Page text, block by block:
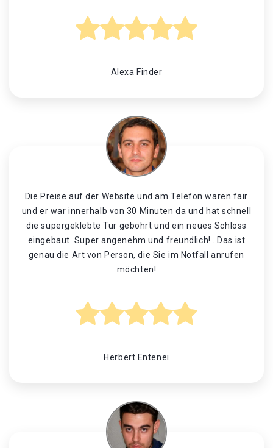
Alexa Finder
Die Preise auf der Website und am Telefon waren fair
und er war innerhalb von 30 Minuten da und hat schnell
die supergeklebte Tür gebohrt und ein neues Schloss
eingebaut. Super angenehm und freundlich! . Das ist
genau die Art von Person, die Sie im Notfall anrufen
möchten!
Herbert Entenei